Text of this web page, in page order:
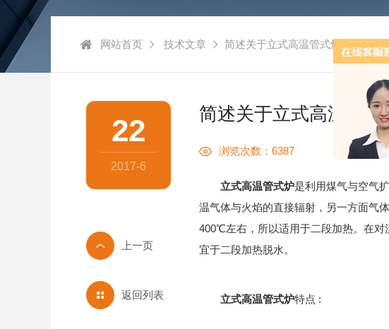
网站首页 技术文章 简述关于立式高温管式炉的几个特点
简述关于立式高温管式
浏览次数：6387
立式高温管式炉是利用煤气与空气
温气体与火焰的直接辐射，另一方面气
400℃左右，所以适用于二段加热。在
宜于二段加热脱水。
立式高温管式炉特点 :
22
2017-6
返回列表